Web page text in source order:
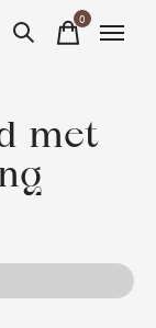
0items
met